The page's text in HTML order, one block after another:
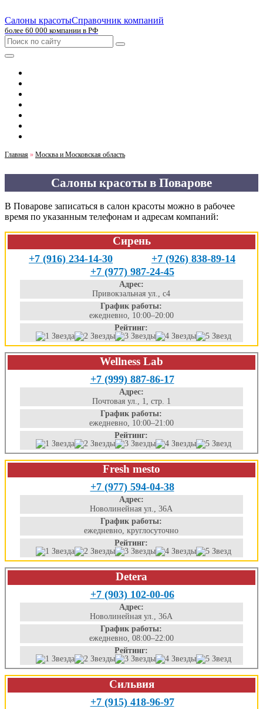
Салоны красотыСправочник компаний
более 60 000 компании в РФ
Главная » Москва и Московская область
Салоны красоты в Поварове
В Поварове записаться в салон красоты можно в рабочее
время по указанным телефонам и адресам компаний:
Сирень
+7 (916) 234-14-30
+7 (926) 838-89-14
+7 (977) 987-24-45
Адрес:
Привокзальная ул., с4
График работы:
ежедневно, 10:00–20:00
Рейтинг:
Wellness Lab
+7 (999) 887-86-17
Адрес:
Почтовая ул., 1, стр. 1
График работы:
ежедневно, 10:00–21:00
Рейтинг:
Fresh mesto
+7 (977) 594-04-38
Адрес:
Новолинейная ул., 36А
График работы:
ежедневно, круглосуточно
Рейтинг:
Detera
+7 (903) 102-00-06
Адрес:
Новолинейная ул., 36А
График работы:
ежедневно, 08:00–22:00
Рейтинг:
Сильвия
+7 (915) 418-96-97